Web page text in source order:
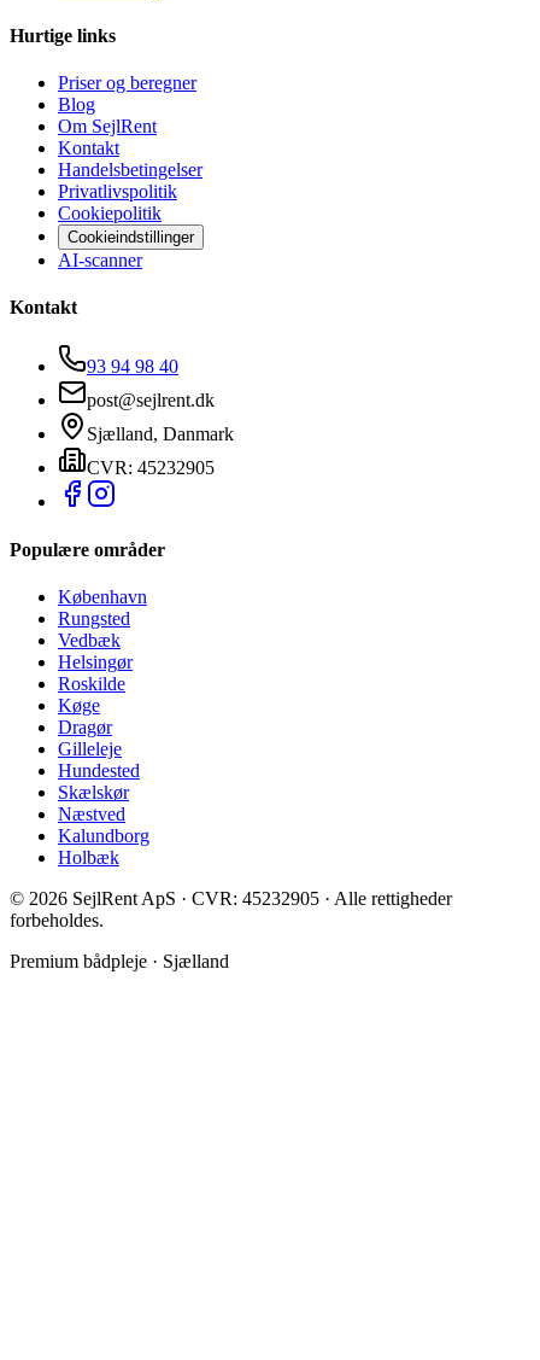
Hurtige links
Priser og beregner
Blog
Om SejlRent
Kontakt
Handelsbetingelser
Privatlivspolitik
Cookiepolitik
Cookieindstillinger
AI-scanner
Kontakt
93 94 98 40
post@sejlrent.dk
Sjælland, Danmark
CVR: 45232905
Populære områder
København
Rungsted
Vedbæk
Helsingør
Roskilde
Køge
Dragør
Gilleleje
Hundested
Skælskør
Næstved
Kalundborg
Holbæk
© 2026 SejlRent ApS · CVR: 45232905 · Alle rettigheder
forbeholdes.
Premium bådpleje · Sjælland